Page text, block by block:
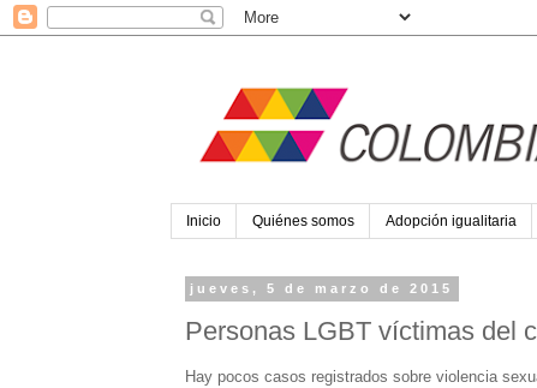
Inicio Quiénes somos Adopción igualitaria
jueves, 5 de marzo de 2015
Personas LGBT víctimas del
Hay pocos casos registrados sobre violencia